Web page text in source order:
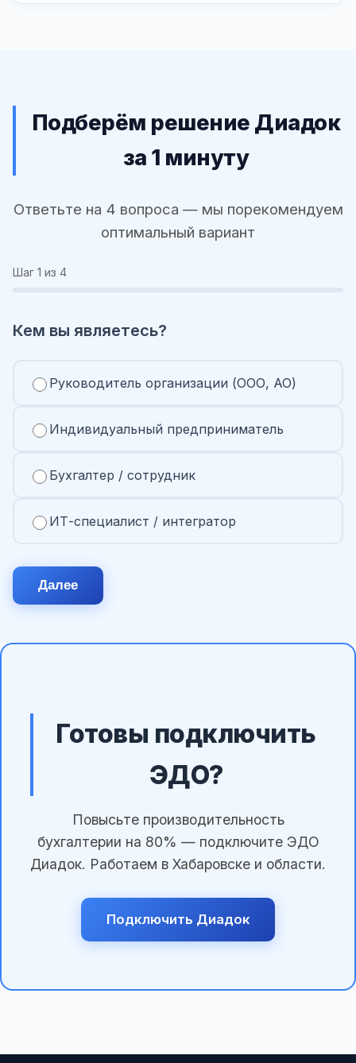
Подберём решение Диадок
за 1 минуту
Ответьте на 4 вопроса — мы порекомендуем
оптимальный вариант
Шаг 1 из 4
Кем вы являетесь?
Руководитель организации (ООО, АО)
Индивидуальный предприниматель
Бухгалтер / сотрудник
ИТ-специалист / интегратор
Далее
Готовы подключить
ЭДО?
Повысьте производительность
бухгалтерии на 80% — подключите ЭДО
Диадок. Работаем в Хабаровске и области.
Подключить Диадок